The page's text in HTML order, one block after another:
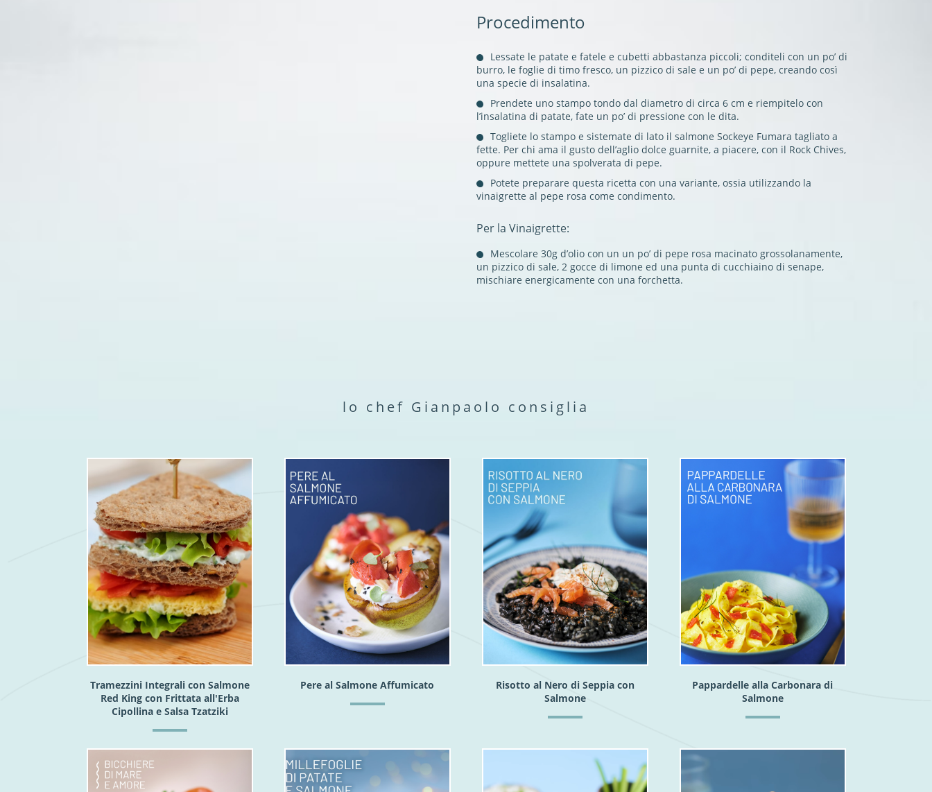
Procedimento
Lessate le patate e fatele e cubetti abbastanza piccoli; conditeli con un po’ di
burro, le foglie di timo fresco, un pizzico di sale e un po’ di pepe, creando così
una specie di insalatina.
Prendete uno stampo tondo dal diametro di circa 6 cm e riempitelo con
l’insalatina di patate, fate un po’ di pressione con le dita.
Togliete lo stampo e sistemate di lato il salmone Sockeye Fumara tagliato a
fette. Per chi ama il gusto dell’aglio dolce guarnite, a piacere, con il Rock Chives,
oppure mettete una spolverata di pepe.
Potete preparare questa ricetta con una variante, ossia utilizzando la
vinaigrette al pepe rosa come condimento.
Per la Vinaigrette:
Mescolare 30g d’olio con un un po’ di pepe rosa macinato grossolanamente,
un pizzico di sale, 2 gocce di limone ed una punta di cucchiaino di senape,
mischiare energicamente con una forchetta.
lo chef Gianpaolo consiglia
Tramezzini Integrali con Salmone
Red King con Frittata all'Erba
Cipollina e Salsa Tzatziki
Pere al Salmone Affumicato
Risotto al Nero di Seppia con
Salmone
Pappardelle alla Carbonara di
Salmone